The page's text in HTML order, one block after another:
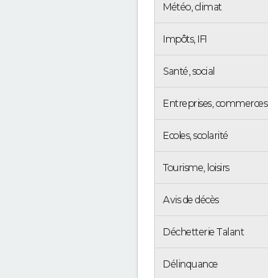
Météo, climat
Impôts, IFI
Santé, social
Entreprises, commerces
Ecoles, scolarité
Tourisme, loisirs
Avis de décès
Déchetterie Talant
Délinquance